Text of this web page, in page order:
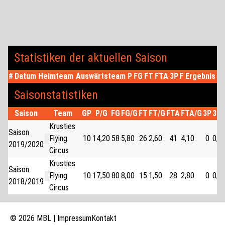
Statistiken der aktuellen Saison
# Datum Heimteam Auswärtsteam P FG FT FTA 3PF Ergebnis
Saisonstatistiken
Saison Team GP P/G FG FG/G FT FT/G FTA FTA/G 3P3P/
Saison
2019/2020
Krusties
Flying
Circus
10 14,20 58 5,80 26 2,60 41 4,10 0
Saison
2018/2019
Krusties
Flying
Circus
10 17,50808,00 15 1,50 28 2,80 0
© 2026 MBL | ImpressumKontakt